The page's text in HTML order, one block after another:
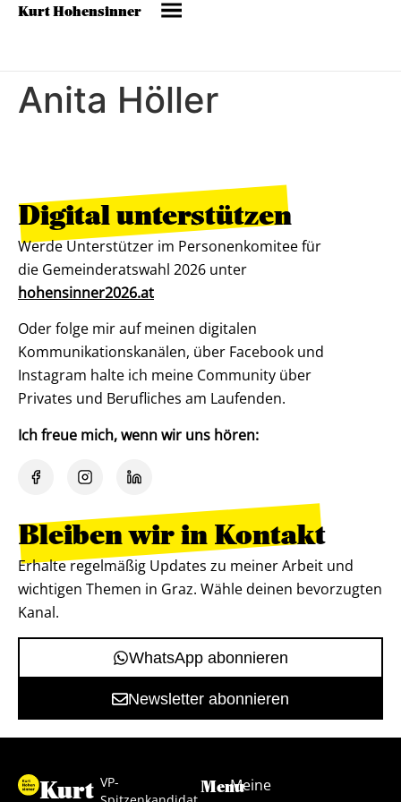
Kurt Hohensinner
Anita Höller
Digital unterstützen
Werde Unterstützer im Personenkomitee für
die Gemeinderatswahl 2026 unter
hohensinner2026.at
Oder folge mir auf meinen digitalen
Kommunikationskanälen, über Facebook und
Instagram halte ich meine Community über
Privates und Berufliches am Laufenden.
Ich freue mich, wenn wir uns hören:
Bleiben wir in Kontakt
Erhalte regelmäßig Updates zu meiner Arbeit und
wichtigen Themen in Graz. Wähle deinen bevorzugten
Kanal.
WhatsApp abonnieren
Newsletter abonnieren
Kurt VP-
MenuMeine